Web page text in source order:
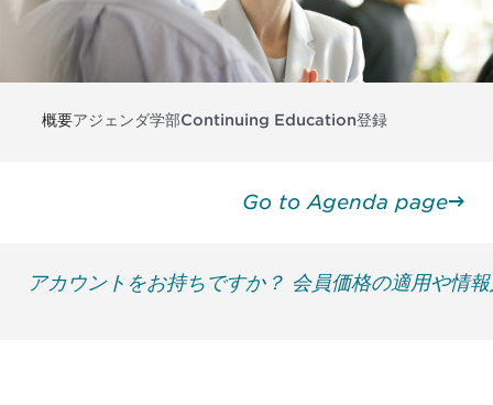
概要アジェンダ学部Continuing Education登録
Go to Agenda page
アカウントをお持ちですか？ 会員価格の適用や情